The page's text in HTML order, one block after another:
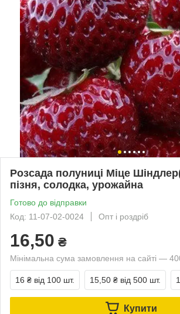
Розсада полуниці Міце
пізня, солодка, урожайна
Готово до відправки
Код: 11-07-02-0024
Опт і роздріб
16,50 ₴
Мінімальна сума замовлення на сайті —
16 ₴ від 100 шт. 15,50 ₴ від 500 шт.
Купити